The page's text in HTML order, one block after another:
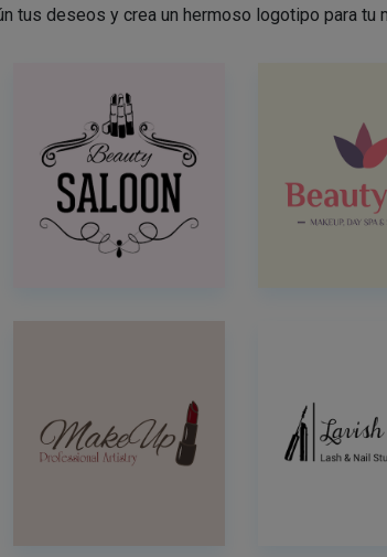
tus deseos y crea un hermoso logotipo para tu